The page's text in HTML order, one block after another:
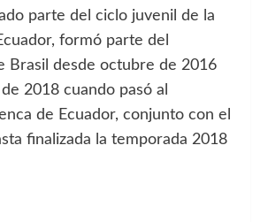
parte del ciclo juvenil de la
formó parte del
Brasil desde octubre de 2016
2018 cuando pasó al
de Ecuador, conjunto con el
finalizada la temporada 2018